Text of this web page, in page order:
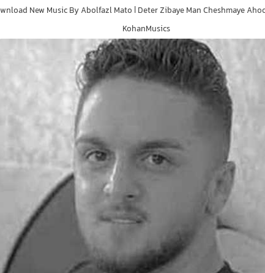
New Music By Abolfazl Mato | Deter Zibaye Man Cheshmaye
KohanMusics